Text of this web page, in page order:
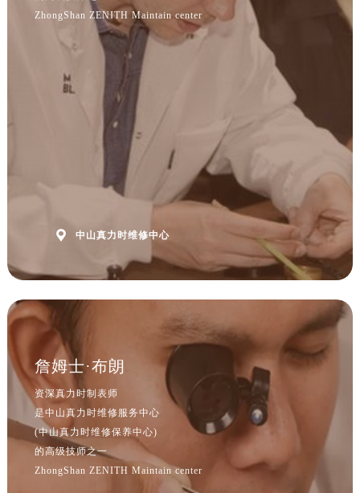
ZhongShan ZENITH Maintain center
 中山真力时维修中心
詹姆士·布朗
资深真力时制表师
是中山真力时维修服务中心
(中山真力时维修保养中心)
的高级技师之一
ZhongShan ZENITH Maintain center
立即预约
提前预约免排队，到店即享服务
预约时间有变无需取消，可随时重新预约